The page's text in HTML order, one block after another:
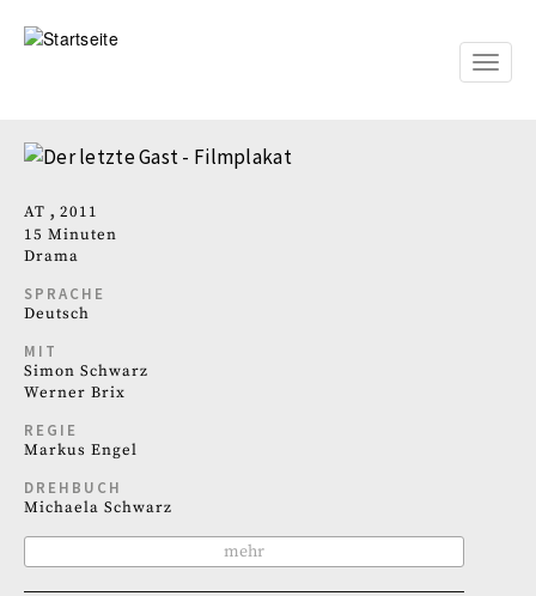
zum
Toggle
AT
2011
15 Minuten
Drama
SPRACHE
Deutsch
MIT
Simon Schwarz
Werner Brix
REGIE
Markus Engel
DREHBUCH
Michaela Schwarz
mehr